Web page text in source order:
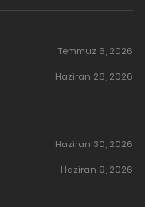
Temmuz 6, 2026
Haziran 26, 2026
Haziran 30, 2026
Haziran 9, 2026